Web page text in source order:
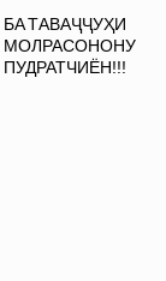
БА ТАВАҶҶУҲИ
МОЛРАСОНОНУ
ПУДРАТЧИЁН!!!